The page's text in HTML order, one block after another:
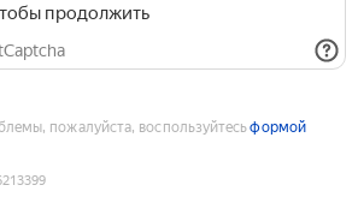
продолжить
пожалуйста, воспользуйтесьформой